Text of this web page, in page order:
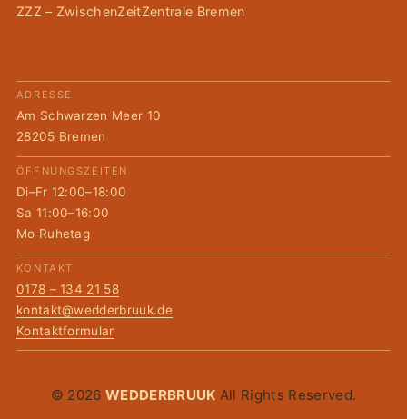
ZZZ – ZwischenZeitZentrale Bremen
ADRESSE
Am Schwarzen Meer 10
28205 Bremen
ÖFFNUNGSZEITEN
Di–Fr 12:00–18:00
Sa 11:00–16:00
Mo Ruhetag
KONTAKT
0178 – 134 21 58
kontakt@wedderbruuk.de
Kontaktformular
© 2026 WEDDERBRUUK All Rights Reserved.